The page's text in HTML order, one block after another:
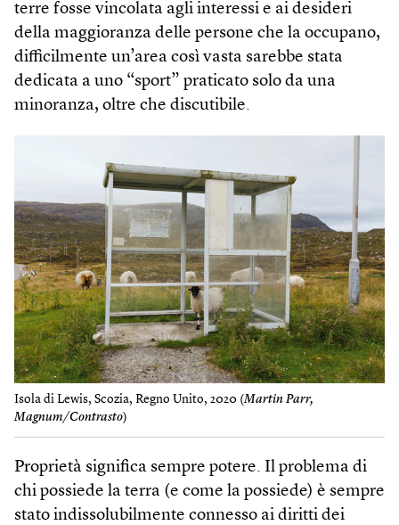
terre fosse vincolata agli interessi e ai desideri
della maggioranza delle persone che la occupano,
difficilmente un’area così vasta sarebbe stata
dedicata a uno “sport” praticato solo da una
minoranza, oltre che discutibile.
Isola di Lewis, Scozia, Regno Unito, 2020 (Martin Parr,
Magnum/Contrasto)
Proprietà significa sempre potere. Il problema di
chi possiede la terra (e come la possiede) è sempre
stato indissolubilmente connesso ai diritti dei